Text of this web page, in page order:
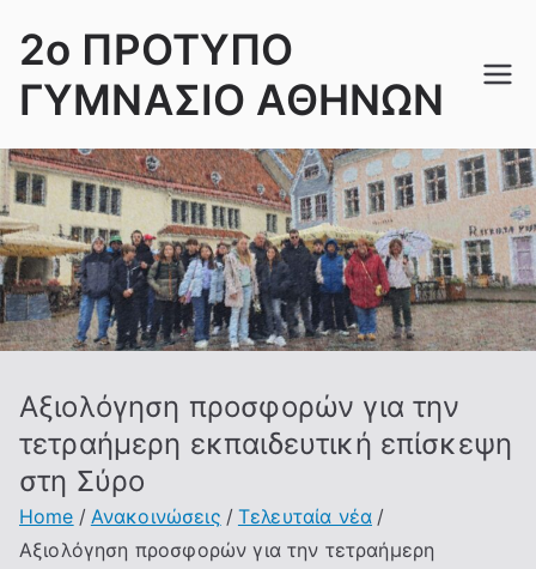
content
2ο ΠΡΟΤΥΠΟ
ΓΥΜΝΑΣΙΟ ΑΘΗΝΩΝ
Αξιολόγηση προσφορών για την
τετραήμερη εκπαιδευτική επίσκεψη
στη Σύρο
Home Ανακοινώσεις
Τελευταία νέα
Αξιολόγηση προσφορών για την τετραήμερη